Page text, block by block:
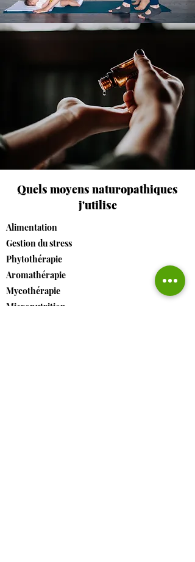
Quels moyens naturopathiques
j'utilise
Alimentation
Gestion du stress
Phytothérapie
Aromathérapie
Mycothérapie
Micronutrition